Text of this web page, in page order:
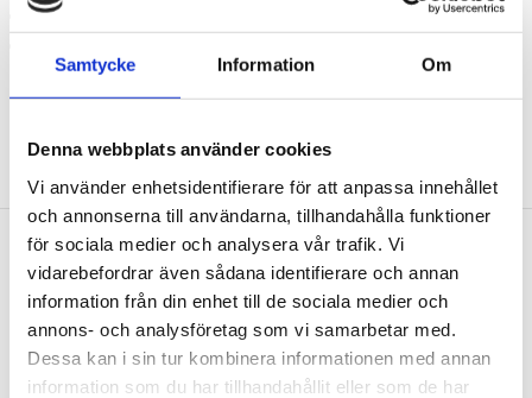
Samtycke Information Om
Denna webbplats använder cookies
Vi använder enhetsidentifierare för att anpassa innehållet
och annonserna till användarna, tillhandahålla funktioner
för sociala medier och analysera vår trafik. Vi
vidarebefordrar även sådana identifierare och annan
information från din enhet till de sociala medier och
annons- och analysföretag som vi samarbetar med.
Dessa kan i sin tur kombinera informationen med annan
information som du har tillhandahållit eller som de har
50 mm överhäng uppe
Nyhetsbrev